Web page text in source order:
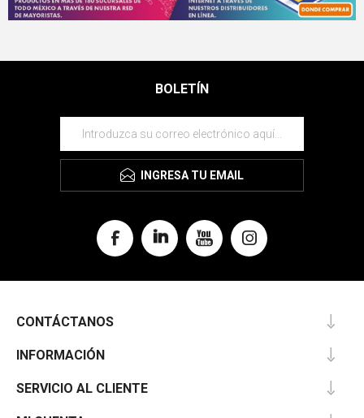
BOLETÍN
INGRESA TU EMAIL
CONTÁCTANOS
INFORMACIÓN
SERVICIO AL CLIENTE